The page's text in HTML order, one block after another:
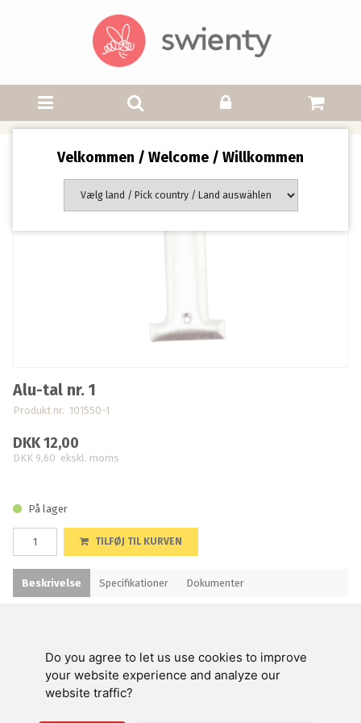
Do you agree to let us use cookies to improve
your website experience and analyze our
website traffic?
Velkommen / Welcome / Willkommen
Alu-tal nr. 1
Produkt nr. 101550-1
DKK 12,00
DKK 9,60 ekskl. moms
På lager
TILFØJ TIL KURVEN
Beskrivelse Specifikationer Dokumenter
Swienty A/S
Kundeservice